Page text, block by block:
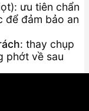
ưu tiên chẩn
để đảm bảo an
: thay chụp
phớt về sau